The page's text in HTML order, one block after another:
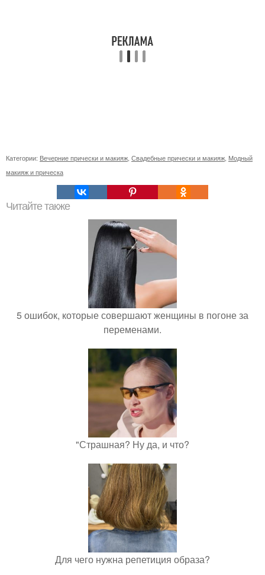
Категории: Вечерние прически и макияж Свадебные прически и макияж Модный
макияж и прическа
Читайте также
5 ошибок, которые совершают женщины в погоне за
переменами.
"Страшная? Ну да, и что?
Для чего нужна репетиция образа?